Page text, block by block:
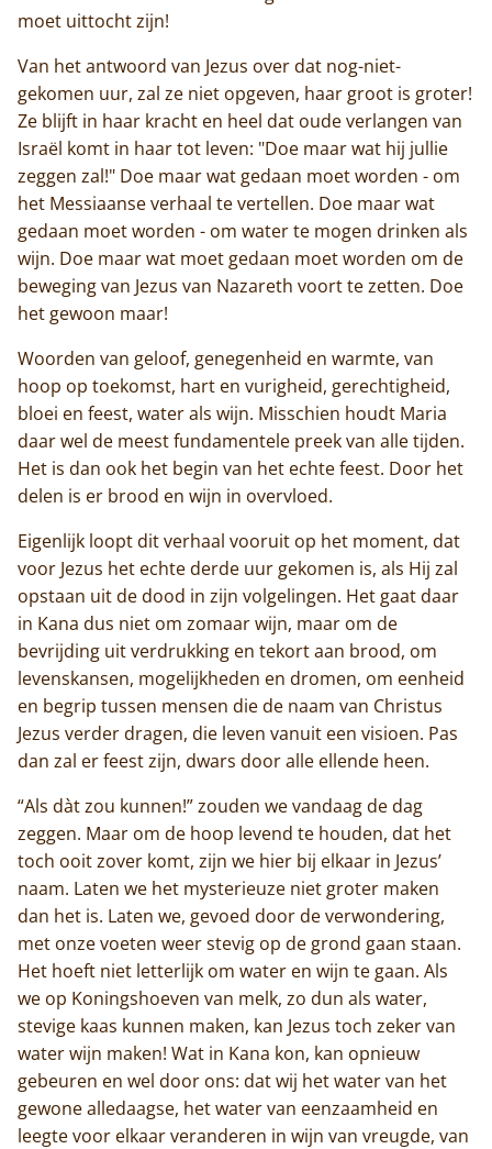
De abdij
Actueel
Monnik worden
Contact
moet uittocht zijn!
Van het antwoord van Jezus over dat nog-niet-
gekomen uur, zal ze niet opgeven, haar groot is groter!
Ze blijft in haar kracht en heel dat oude verlangen van
Israël komt in haar tot leven: "Doe maar wat hij jullie
zeggen zal!" Doe maar wat gedaan moet worden - om
het Messiaanse verhaal te vertellen. Doe maar wat
gedaan moet worden - om water te mogen drinken als
wijn. Doe maar wat moet gedaan moet worden om de
beweging van Jezus van Nazareth voort te zetten. Doe
het gewoon maar!
Woorden van geloof, genegenheid en warmte, van
hoop op toekomst, hart en vurigheid, gerechtigheid,
bloei en feest, water als wijn. Misschien houdt Maria
daar wel de meest fundamentele preek van alle tijden.
Het is dan ook het begin van het echte feest. Door het
delen is er brood en wijn in overvloed.
Eigenlijk loopt dit verhaal vooruit op het moment, dat
voor Jezus het echte derde uur gekomen is, als Hij zal
opstaan uit de dood in zijn volgelingen. Het gaat daar
in Kana dus niet om zomaar wijn, maar om de
bevrijding uit verdrukking en tekort aan brood, om
levenskansen, mogelijkheden en dromen, om eenheid
en begrip tussen mensen die de naam van Christus
Jezus verder dragen, die leven vanuit een visioen. Pas
dan zal er feest zijn, dwars door alle ellende heen.
“Als dàt zou kunnen!” zouden we vandaag de dag
zeggen. Maar om de hoop levend te houden, dat het
toch ooit zover komt, zijn we hier bij elkaar in Jezus’
naam. Laten we het mysterieuze niet groter maken
dan het is. Laten we, gevoed door de verwondering,
met onze voeten weer stevig op de grond gaan staan.
Het hoeft niet letterlijk om water en wijn te gaan. Als
we op Koningshoeven van melk, zo dun als water,
stevige kaas kunnen maken, kan Jezus toch zeker van
water wijn maken! Wat in Kana kon, kan opnieuw
gebeuren en wel door ons: dat wij het water van het
gewone alledaagse, het water van eenzaamheid en
leegte voor elkaar veranderen in wijn van vreugde, van